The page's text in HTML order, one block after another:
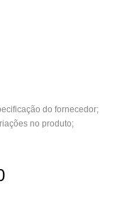
do fornecedor;
no produto;